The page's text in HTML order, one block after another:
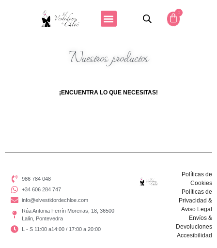
0
Nuestros productos
¡ENCUENTRA LO QUE NECESITAS!
986 784 048
+34 606 284 747
info@elvestidordechloe.com
Rúa Antonia Ferrín Moreiras, 18, 36500
Lalín, Pontevedra
L - S 11:00 a14:00 / 17:00 a 20:00
Políticas de
Cookies
Políticas de
Privacidad &
Aviso Legal
Envíos &
Devoluciones
Accesibilidad